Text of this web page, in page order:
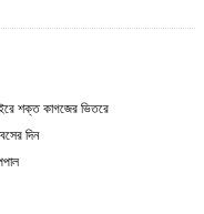
শক্ত কাগজের ভিতরে
দিন